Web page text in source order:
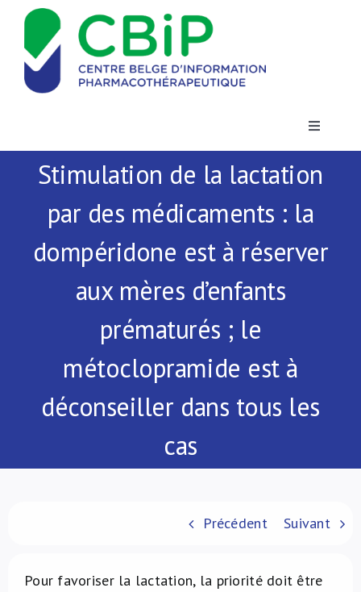
Passer
contenu
Toggle
Actualités
Publications
À propos de nous
Stimulation de la lactation
par des médicaments : la
dompéridone est à réserver
aux mères d’enfants
prématurés ; le
métoclopramide est à
déconseiller dans tous les
cas
Précédent Suivant
Pour favoriser la lactation, la priorité doit être